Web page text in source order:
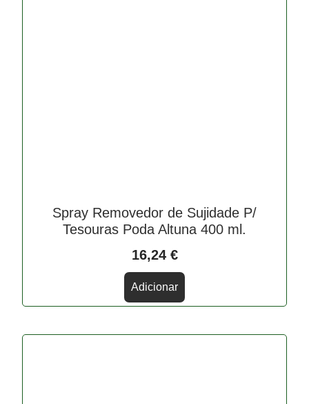
Spray Removedor de Sujidade P/
Tesouras Poda Altuna 400 ml.
16,24 €
Adicionar